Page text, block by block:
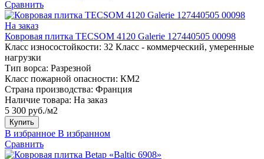
Сравнить
На заказ
Ковровая плитка TECSOM 4120 Galerie 127440505 00098
Класс износостойкости: 32 Класс - коммерческий, умеренные
нагрузки
Тип ворса: Разрезной
Класс пожарной опасности: КМ2
Страна производства: Франция
Наличие товара: На заказ
5 300 руб./м2
Купить
В избранное В избранном
Сравнить